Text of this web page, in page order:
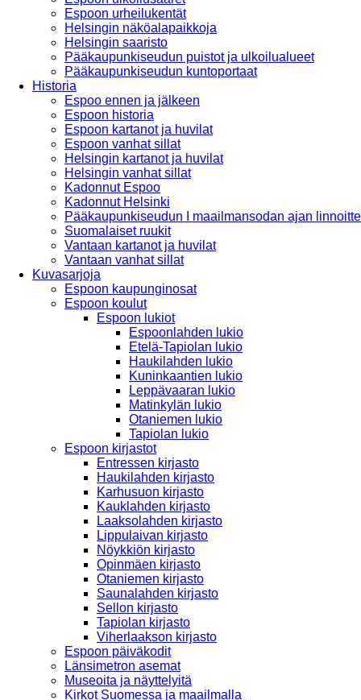
Espoon urheilukentät
Helsingin näköalapaikkoja
Helsingin saaristo
Pääkaupunkiseudun puistot ja ulkoilualueet
Pääkaupunkiseudun kuntoportaat
Historia
Espoo ennen ja jälkeen
Espoon historia
Espoon kartanot ja huvilat
Espoon vanhat sillat
Helsingin kartanot ja huvilat
Helsingin vanhat sillat
Kadonnut Espoo
Kadonnut Helsinki
Pääkaupunkiseudun I maailmansodan ajan
Suomalaiset ruukit
Vantaan kartanot ja huvilat
Vantaan vanhat sillat
Kuvasarjoja
Espoon kaupunginosat
Espoon koulut
Espoon lukiot
Espoonlahden lukio
Etelä-Tapiolan lukio
Haukilahden lukio
Kuninkaantien lukio
Leppävaaran lukio
Matinkylän lukio
Otaniemen lukio
Tapiolan lukio
Espoon kirjastot
Entressen kirjasto
Haukilahden kirjasto
Karhusuon kirjasto
Kauklahden kirjasto
Laaksolahden kirjasto
Lippulaivan kirjasto
Nöykkiön kirjasto
Opinmäen kirjasto
Otaniemen kirjasto
Saunalahden kirjasto
Sellon kirjasto
Tapiolan kirjasto
Viherlaakson kirjasto
Espoon päiväkodit
Länsimetron asemat
Museoita ja näyttelyitä
Kirkot Suomessa ja maailmalla